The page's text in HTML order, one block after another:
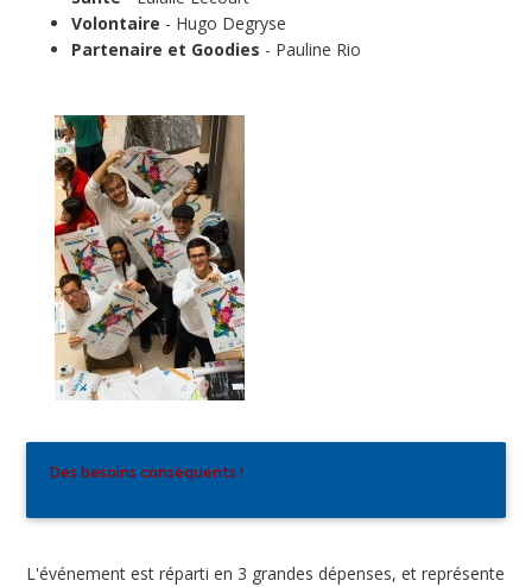
Volontaire - Hugo Degryse
Partenaire et Goodies - Pauline Rio
Des besoins conséquents !
L'événement est réparti en 3 grandes dépenses, et représente